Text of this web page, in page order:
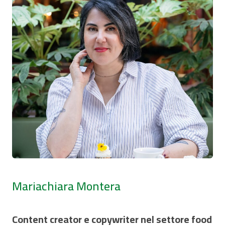
Mariachiara Montera
Content creator e copywriter nel settore food